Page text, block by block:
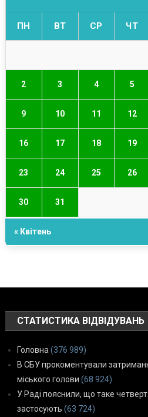
ПН ВТ СР ЧТ
2 3 4 5
9 10 11 12
16 17 18 19
23 24 25 26
30 31
« Квітень
СТАТИСТИКА ВІДВІДУВАНЬ
Головна (376 989)
В СБУ прокоментували
міського голови (68 924)
У Раді пояснили, що таке
застосують (63 724)